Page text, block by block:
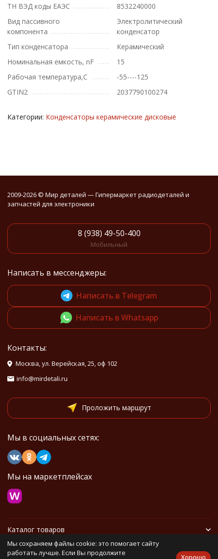
ТН ВЭД коды ЕАЭС
8532240000
Вид пассивного
компонента
Электролитический
конденсатор
Тип конденсатора
Керамический
Номинальная емкость, nF
15
Рабочая температура,С
-55----125
GTIN2
2037790100274
Категории: Конденсаторы керамические дисковые
2009-2026 © Мир деталей — Гипермаркет радиодеталей и
запчастей для электроники
8 (938) 49-50-400
Мобильный
Написать в мессенджеры:
Написать в Telegram
Написать в Whatsapp
Контакты:
Москва, ул. Верейская, 25, оф 102
info@mirdetali.ru
Проложить маршрут
Мы в социальных сетях:
Мы на маркетплейсах
Каталог товаров
Информация
Мы сохраняем файлы cookie: это помогает сайту
работать лучше. Если Вы продолжите
Хорошо